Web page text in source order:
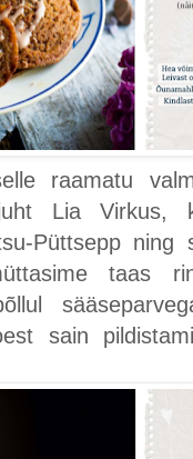
raamatu
Lia Virkus,
Püttsepp
taas
sain